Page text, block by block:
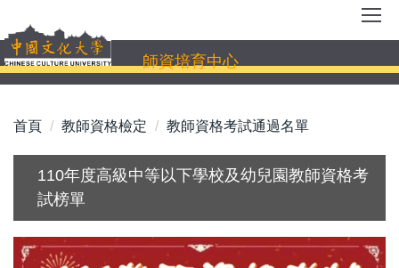
到
主
要
容
師資培育中心
首頁 教師資格檢定 教師資格考試通過名單
110年度高級中等以下學校及幼兒園教師資格考
試榜單